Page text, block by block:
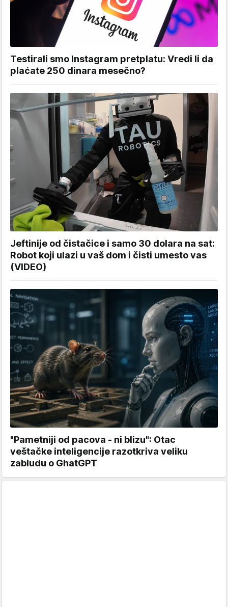
Testirali smo Instagram pretplatu: Vredi li da
plaćate 250 dinara mesečno?
Jeftinije od čistačice i samo 30 dolara na sat:
Robot koji ulazi u vaš dom i čisti umesto vas
(VIDEO)
"Pametniji od pacova - ni blizu": Otac
veštačke inteligencije razotkriva veliku
zabludu o GhatGPT